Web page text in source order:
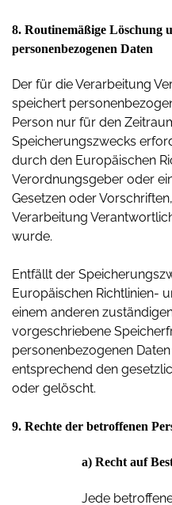
8. Routinemäßige Löschung
personenbezogenen Daten
Der für die Verarbeitung
speichert
Person nur für den
Speicherungszwecks
durch den Europäischen
Verordnungsgeber oder
Gesetzen oder
Verarbeitung
wurde.
Entfällt der
Europäischen Richtlinien-
einem anderen
vorgeschriebene
personenbezogenen
entsprechend den
oder gelöscht.
9. Rechte der betroffenen
a) Recht auf
Jede